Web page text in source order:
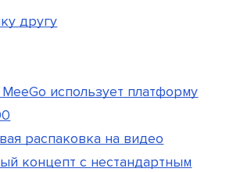
другу
использует платформу
распаковка на видео
концепт с нестандартным